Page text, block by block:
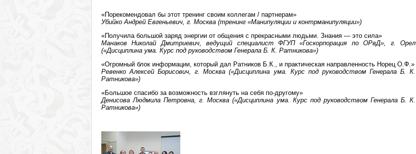
«Порекомендовал бы этот тренинг своим коллегам / партнерам»
Убийко Андрей Евгеньевич, г. Москва (тренинг «Манипуляции и контрманипуляции»)
«Получила большой заряд энергии от общения с прекрасными людьми. Знания — это сила»
Манаков Николай Дмитриевич, ведущий специалист ФГУП «Госкорпорация по ОРвД», г. Орел
(«Дисциплина ума. Курс под руководством Генерала Б. К. Ратникова»)
«Огромный блок информации, который дал Ратников Б.К., и практическая направленность Норец О.Ф.»
Ревенко Алексей Борисович, г. Москва («Дисциплина ума. Курс под руководством Генерала Б. К.
Ратникова»)
«Большое спасибо за возможность взглянуть на себя по-другому»
Денисова Людмила Петровна, г. Москва («Дисциплина ума. Курс под руководством Генерала Б. К.
Ратникова»)